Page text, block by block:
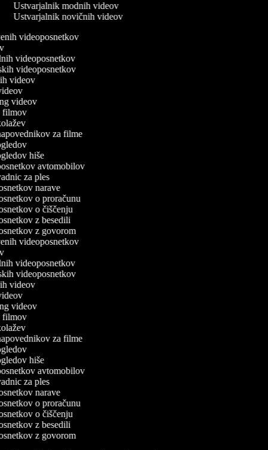
Ustvarjalnik modnih videov
Ustvarjalnik novičnih videov
videoposnetkov
videoposnetkov
videoposnetkov
videov
videov
filmov
za filme
hiše
avtomobilov
za ples
narave
o proračunu
o čiščenju
z besedili
z govorom
videoposnetkov
videoposnetkov
videoposnetkov
videov
videov
filmov
za filme
hiše
avtomobilov
za ples
narave
o proračunu
o čiščenju
z besedili
z govorom